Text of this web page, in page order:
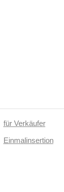
für Verkäufer
Einmalinsertion